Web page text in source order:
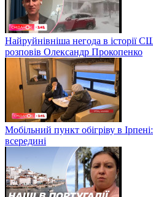
Найруйнівніша негода в історії
розповів Олександр Прокопенко
Мобільний пункт обігріву в
всередині